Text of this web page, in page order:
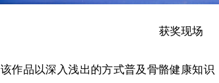
获奖现场
该作品以深入浅出的方式普及骨骼健康知